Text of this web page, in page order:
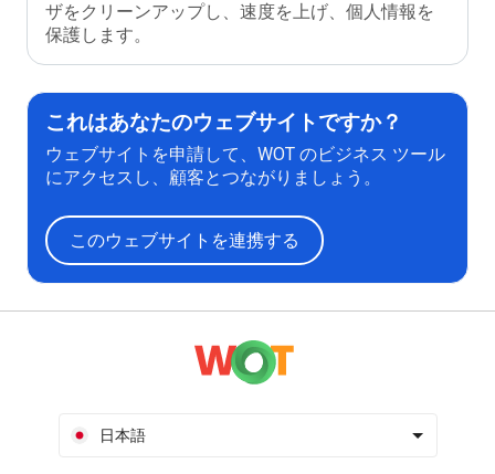
ザをクリーンアップし、速度を上げ、個人情報を
保護します。
これはあなたのウェブサイトですか？
ウェブサイトを申請して、WOT のビジネス ツール
にアクセスし、顧客とつながりましょう。
このウェブサイトを連携する
日本語